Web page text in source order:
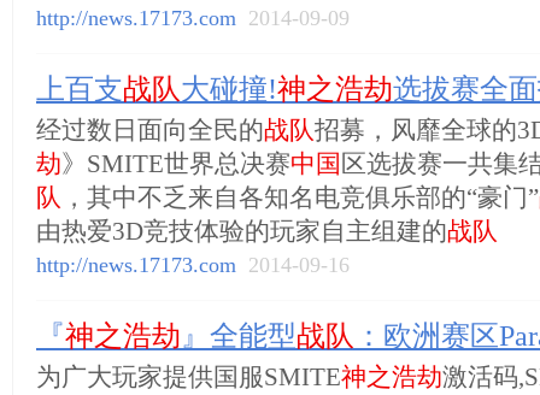
http://news.17173.com 2014-09-09
上百支战队大碰撞!神之浩劫选拔赛全
经过数日面向全民的战队招募，风靡全球的
劫》SMITE世界总决赛中国 区选拔赛一共集
队 ，其中不乏来自各知名电竞俱乐部的“豪门”
由热爱3D竞技体验的玩家自主组建的战队
http://news.17173.com 2014-09-16
『神之浩劫 』全能型战队 ：欧洲赛区
为广大玩家提供国服SMITE神之浩劫激活码